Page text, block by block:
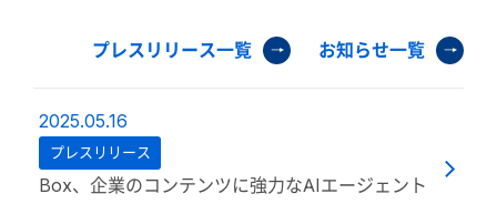
プレスリリース一覧 お知らせ一覧
2025.05.16
プレスリリース
Box、企業のコンテンツに強力なAIエージェント